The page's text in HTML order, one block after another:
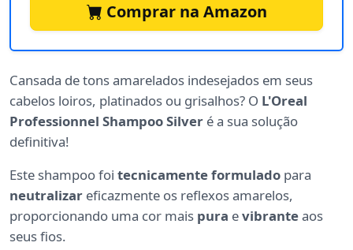
Comprar na Amazon
Cansada de tons amarelados indesejados em seus
cabelos loiros, platinados ou grisalhos? O L'Oreal
Professionnel Shampoo Silver é a sua solução
definitiva!
Este shampoo foi tecnicamente formulado para
neutralizar eficazmente os reflexos amarelos,
proporcionando uma cor mais pura evibranteaos
seus fios.